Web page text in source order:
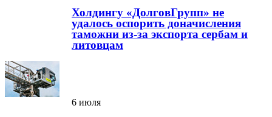
Холдингу «ДолговГрупп» не
удалось оспорить доначисления
таможни из-за экспорта сербам и
литовцам
6 июля